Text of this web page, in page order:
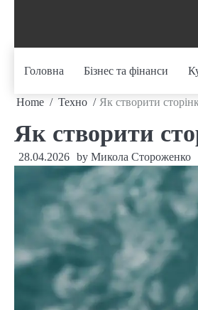
Головна Бізнес та фінанси
Home Техно Як створити
Як створити
28.04.2026 by Микола Стороженко